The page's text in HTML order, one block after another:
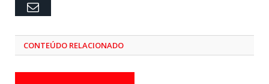
Email
CONTEÚDO RELACIONADO